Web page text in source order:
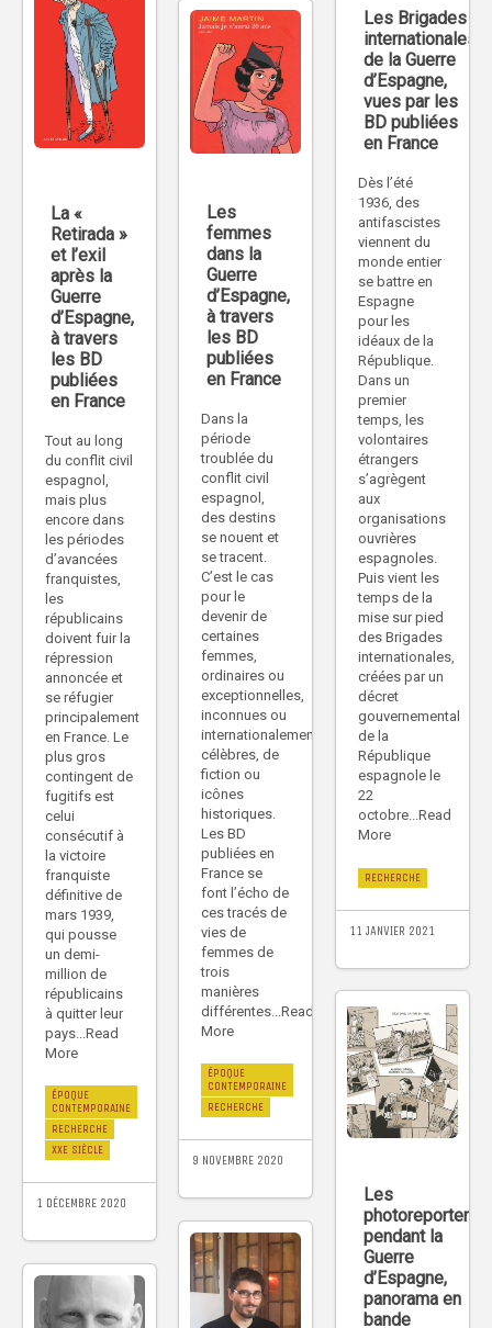
Les Brigades
internationales
de la Guerre
d’Espagne,
vues par les
BD publiées
en France
Dès l’été
1936, des
antifascistes
viennent du
monde entier
se battre en
Espagne
pour les
idéaux de la
République.
Dans un
premier
temps, les
volontaires
étrangers
s’agrègent
aux
organisations
ouvrières
espagnoles.
Puis vient les
temps de la
mise sur pied
des Brigades
internationales,
créées par un
décret
gouvernemental
de la
République
espagnole le
22
octobre...Read
More
RECHERCHE
11 JANVIER 2021
La «
Retirada »
et l’exil
après la
Guerre
d’Espagne,
à travers
les BD
publiées
en France
Tout au long
du conflit civil
espagnol,
mais plus
encore dans
les périodes
d’avancées
franquistes,
les
républicains
doivent fuir la
répression
annoncée et
se réfugier
principalement
en France. Le
plus gros
contingent de
fugitifs est
celui
consécutif à
la victoire
franquiste
définitive de
mars 1939,
qui pousse
un demi-
million de
républicains
à quitter leur
pays...Read
More
ÉPOQUE
CONTEMPORAINE
RECHERCHE
XXE SIÈCLE
1 DÉCEMBRE 2020
Les
femmes
dans la
Guerre
d’Espagne,
à travers
les BD
publiées
en France
Dans la
période
troublée du
conflit civil
espagnol,
des destins
se nouent et
se tracent.
C’est le cas
pour le
devenir de
certaines
femmes,
ordinaires ou
exceptionnelles,
inconnues ou
internationalement
célèbres, de
fiction ou
icônes
historiques.
Les BD
publiées en
France se
font l’écho de
ces tracés de
vies de
femmes de
trois
manières
différentes...Read
More
ÉPOQUE
CONTEMPORAINE
RECHERCHE
9 NOVEMBRE 2020
Les
photoreporters
pendant la
Guerre
d’Espagne,
panorama en
bande